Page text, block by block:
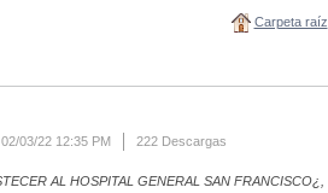
Carpeta raíz
02/03/22 12:35 PM 222 Descargas
AL HOSPITAL GENERAL SAN FRANCISCO¿,